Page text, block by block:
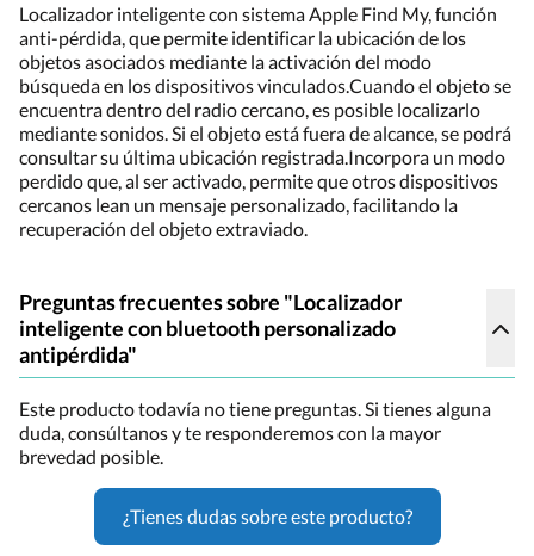
Localizador inteligente con sistema Apple Find My, función
anti-pérdida, que permite identificar la ubicación de los
objetos asociados mediante la activación del modo
búsqueda en los dispositivos vinculados.Cuando el objeto se
encuentra dentro del radio cercano, es posible localizarlo
mediante sonidos. Si el objeto está fuera de alcance, se podrá
consultar su última ubicación registrada.Incorpora un modo
perdido que, al ser activado, permite que otros dispositivos
cercanos lean un mensaje personalizado, facilitando la
recuperación del objeto extraviado.
Preguntas frecuentes sobre "Localizador
inteligente con bluetooth personalizado
antipérdida"
Este producto todavía no tiene preguntas. Si tienes alguna
duda, consúltanos y te responderemos con la mayor
brevedad posible.
¿Tienes dudas sobre este producto?